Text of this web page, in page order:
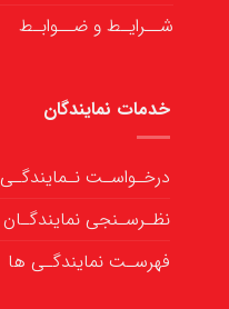
شــرایـط و ضــوابـط
خدمات نمایندگان
درخـواسـت نـمایندگـی
نظـرسـنجی نمایندگـان
فهرسـت نمایندگـی ها